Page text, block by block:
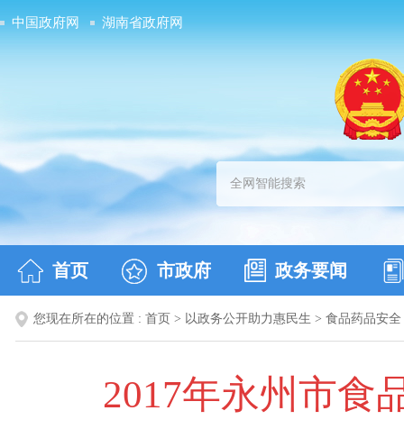
中国政府网 湖南省政府网
首页 市政府 政务要闻
您现在所在的位置 : 首页 > 以政务公开助力惠民生 > 食品药品安全
2017年永州市食